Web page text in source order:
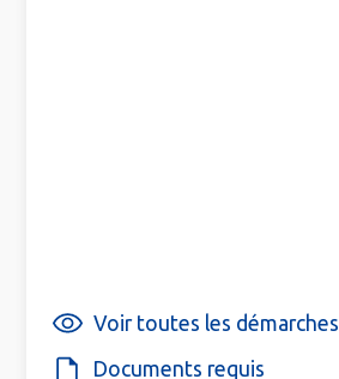
Voir toutes les démarches
Documents requis